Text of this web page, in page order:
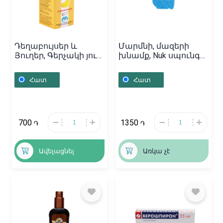
Դեղաբույսեր և
Յուղեր, Գերչակի յուղ
Հատ
700 ֏
Ավելացնել
Մարմնի, մազերի
խնամք, Nuk սպունգ
կապույտ, Գերմանիա
Հատ
1350 ֏
Առկա չէ